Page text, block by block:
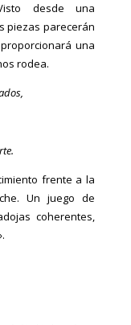
desde una
piezas parecerán
una
rodea.
frente a la
Un juego de
coherentes,